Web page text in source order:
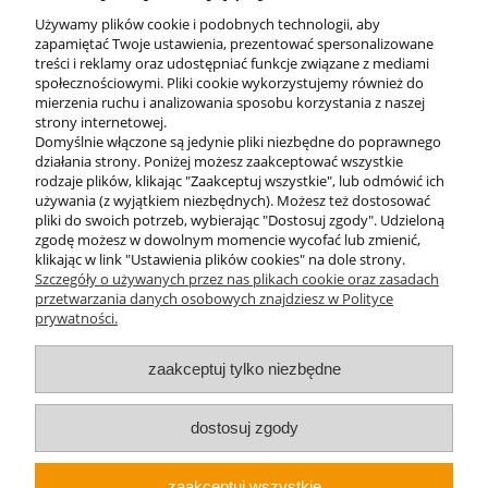
do koszyka
O nas
Obsługa klienta
Pomoc
Używamy plików cookie i podobnych technologii, aby
zapamiętać Twoje ustawienia, prezentować spersonalizowane
treści i reklamy oraz udostępniać funkcje związane z mediami
społecznościowymi. Pliki cookie wykorzystujemy również do
mierzenia ruchu i analizowania sposobu korzystania z naszej
strony internetowej.
Domyślnie włączone są jedynie pliki niezbędne do poprawnego
działania strony. Poniżej możesz zaakceptować wszystkie
rodzaje plików, klikając "Zaakceptuj wszystkie", lub odmówić ich
używania (z wyjątkiem niezbędnych). Możesz też dostosować
pliki do swoich potrzeb, wybierając "Dostosuj zgody". Udzieloną
zgodę możesz w dowolnym momencie wycofać lub zmienić,
klikając w link "Ustawienia plików cookies" na dole strony.
Szczegóły o używanych przez nas plikach cookie oraz zasadach
przetwarzania danych osobowych znajdziesz w Polityce
prywatności.
zaakceptuj tylko niezbędne
dostosuj zgody